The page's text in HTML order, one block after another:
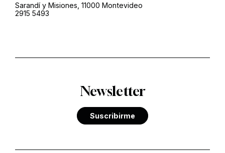
Sarandí y Misiones, 11000 Montevideo
2915 5493
Newsletter
Suscribirme